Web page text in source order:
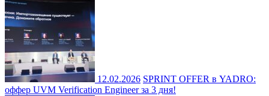
12.02.2026 SPRINT OFFER в YADRO:
оффер UVM Verification Engineer за 3 дня!